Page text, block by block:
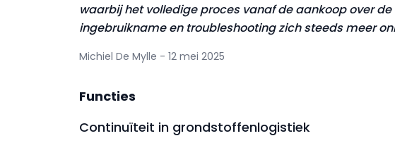
waarbij het volledige proces vanaf de aankoop over
ingebruikname en troubleshooting zich steeds meer
Michiel De Mylle - 12 mei 2025
Functies
Continuïteit in grondstoffenlogistiek